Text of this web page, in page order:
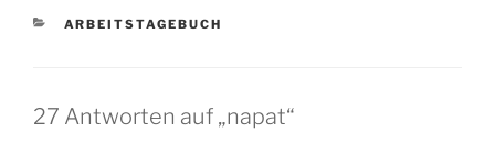
KATEGORIEN
ARBEITSTAGEBUCH
27 Antworten auf „napat“